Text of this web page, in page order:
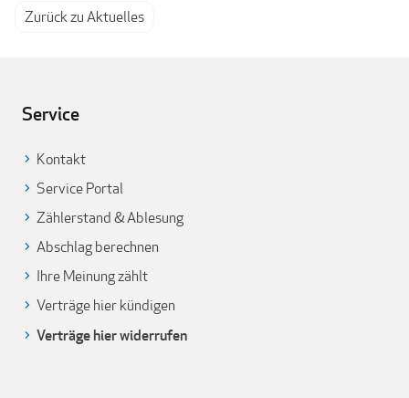
Zurück zu Aktuelles
Service
Kontakt
Service Portal
Zählerstand & Ablesung
Abschlag berechnen
Ihre Meinung zählt
Verträge hier kündigen
Verträge hier widerrufen